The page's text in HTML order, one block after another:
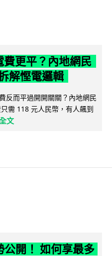
更平？內地網民
解慳電邏輯
反而平過開開關關？內地網民
需 118 元人民幣，有人飆到
文
開！ 如何享最多